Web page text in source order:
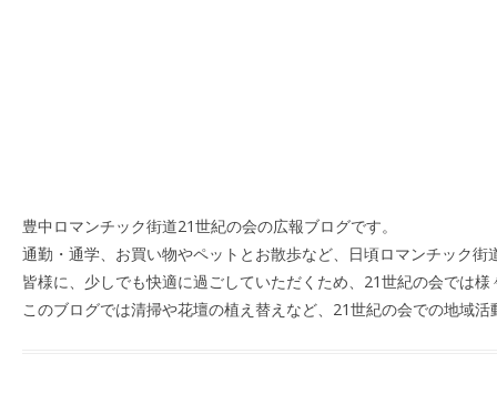
豊中ロマンチック街道21世紀の会の広報ブログです。
通勤・通学、お買い物やペットとお散歩など、日頃ロマンチック街
皆様に、少しでも快適に過ごしていただくため、21世紀の会では
このブログでは清掃や花壇の植え替えなど、21世紀の会での地域